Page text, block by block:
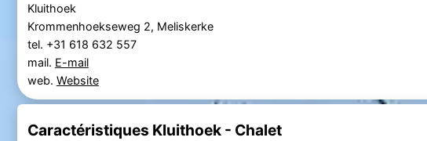
Kluithoek
Krommenhoekseweg 2, Meliskerke
tel. +31 618 632 557
mail. E-mail
web. Website
Caractéristiques Kluithoek - Chalet